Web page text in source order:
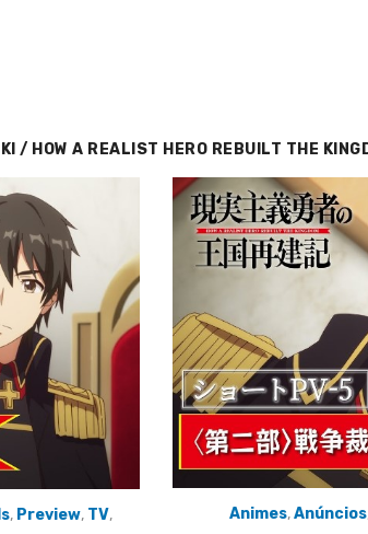
/ HOW A REALIST HERO REBUILT THE
, Preview, TV,
Animes,Anúncios